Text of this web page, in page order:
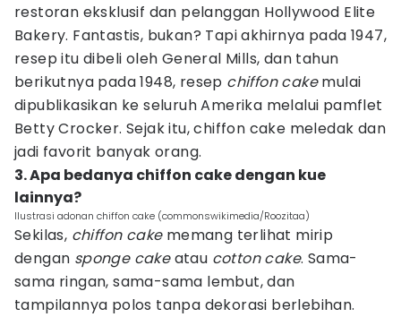
restoran eksklusif dan pelanggan Hollywood Elite
Bakery. Fantastis, bukan? Tapi akhirnya pada 1947,
resep itu dibeli oleh General Mills, dan tahun
berikutnya pada 1948, resep chiffon cakemulai
dipublikasikan ke seluruh Amerika melalui pamflet
Betty Crocker. Sejak itu, chiffon cake meledak dan
jadi favorit banyak orang.
3. Apa bedanya chiffon cake dengan kue
lainnya?
Ilustrasi adonan chiffon cake (commonswikimedia/Roozitaa)
Sekilas, chiffon cakememang terlihat mirip
dengan sponge cakeatau cotton cake. Sama-
sama ringan, sama-sama lembut, dan
tampilannya polos tanpa dekorasi berlebihan.